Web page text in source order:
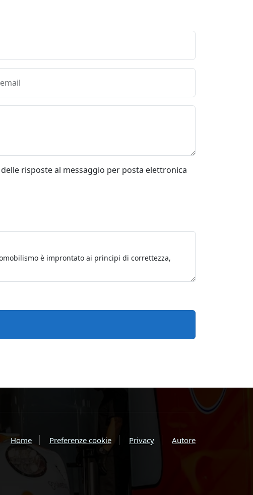
risposte al messaggio per posta elettronica
Home Preferenze cookie Privacy Autore